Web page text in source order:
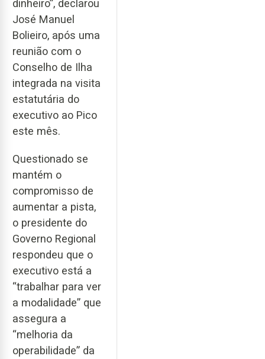
dinheiro”, declarou
José Manuel
Bolieiro, após uma
reunião com o
Conselho de Ilha
integrada na visita
estatutária do
executivo ao Pico
este mês.
Questionado se
mantém o
compromisso de
aumentar a pista,
o presidente do
Governo Regional
respondeu que o
executivo está a
“trabalhar para ver
a modalidade” que
assegura a
“melhoria da
operabilidade” da